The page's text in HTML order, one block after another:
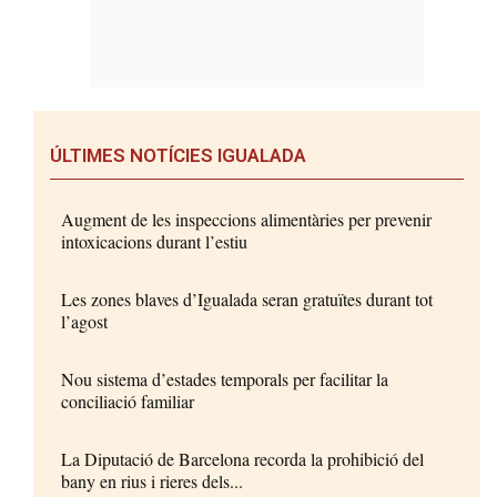
ÚLTIMES NOTÍCIES IGUALADA
Augment de les inspeccions alimentàries per prevenir
intoxicacions durant l’estiu
Les zones blaves d’Igualada seran gratuïtes durant tot
l’agost
Nou sistema d’estades temporals per facilitar la
conciliació familiar
La Diputació de Barcelona recorda la prohibició del
bany en rius i rieres dels...